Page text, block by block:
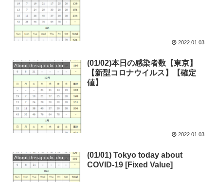
2022.01.03
About therapeutic drugs and vaccines
(01/02)本日の感染者数【東京】
【新型コロナウイルス】【確定
値】
2022.01.03
About therapeutic drugs and vaccines
(01/01) Tokyo today about
COVID-19 [Fixed Value]